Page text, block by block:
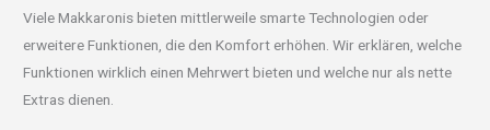
Viele Makkaronis bieten mittlerweile smarte Technologien oder
erweitere Funktionen, die den Komfort erhöhen. Wir erklären, welche
Funktionen wirklich einen Mehrwert bieten und welche nur als nette
Extras dienen.